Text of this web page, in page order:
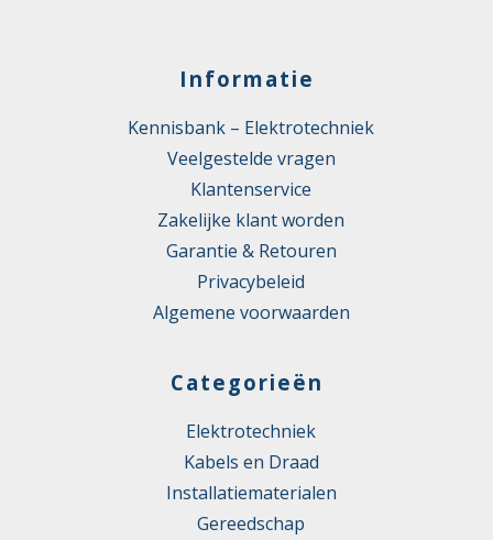
Informatie
Kennisbank – Elektrotechniek
Veelgestelde vragen
Klantenservice
Zakelijke klant worden
Garantie & Retouren
Privacybeleid
Algemene voorwaarden
Categorieën
Elektrotechniek
Kabels en Draad
Installatiematerialen
Gereedschap